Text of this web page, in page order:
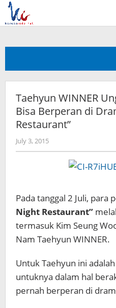
Skip
content
Taehyun WINNER
Bisa Berperan di
Restaurant”
July 3, 2015by
Koreanindo
Pada tanggal 2 Juli, para
Night Restaurant”
termasuk Kim Seung
Nam Taehyun WINNER.
Untuk Taehyun ini
untuknya dalam hal
pernah berperan di